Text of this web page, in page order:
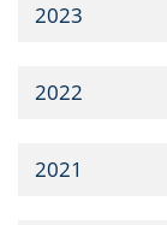
2023
2022
2021